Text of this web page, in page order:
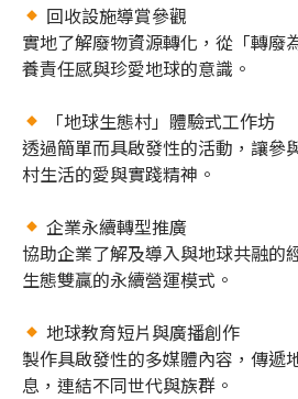
回收設施導賞參觀
實地了解廢物資源轉化，從「轉廢
養責任感與珍愛地球的意識。
「地球生態村」體驗式工作坊
透過簡單而具啟發性的活動，讓參
村生活的愛與實踐精神。
企業永續轉型推廣
協助企業了解及導入與地球共融的
生態雙贏的永續營運模式。
地球教育短片與廣播創作
製作具啟發性的多媒體內容，傳遞
息，連結不同世代與族群。